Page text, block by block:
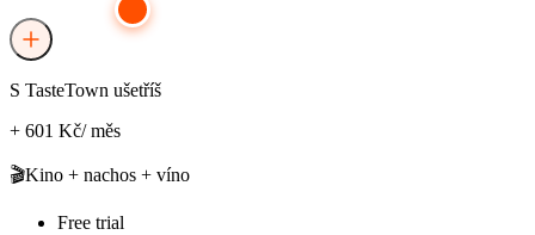
S TasteTown ušetříš
+ 601 Kč/ měs
🎬Kino + nachos + víno
Free trial